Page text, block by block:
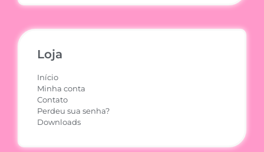
Loja
Início
Minha conta
Contato
Perdeu sua senha?
Downloads